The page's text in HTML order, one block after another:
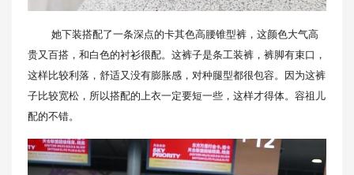
她下装搭配了一条深点的卡其色高腰锥型裤，这颜色大气高
贵又百搭，和白色的衬衫很配。这裤子是条工装裤，裤脚有束口，
这样比较利落，舒适又没有膨胀感，对种腿型都很包容。因为这裤
子比较宽松，所以搭配的上衣一定要短一些，这样才得体。容祖儿
配的不错。